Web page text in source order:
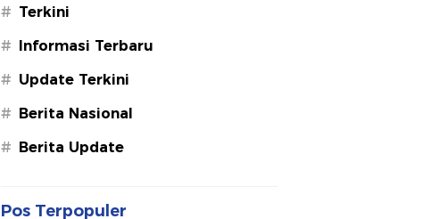
# Terkini
# Informasi Terbaru
# Update Terkini
# Berita Nasional
# Berita Update
Pos Terpopuler